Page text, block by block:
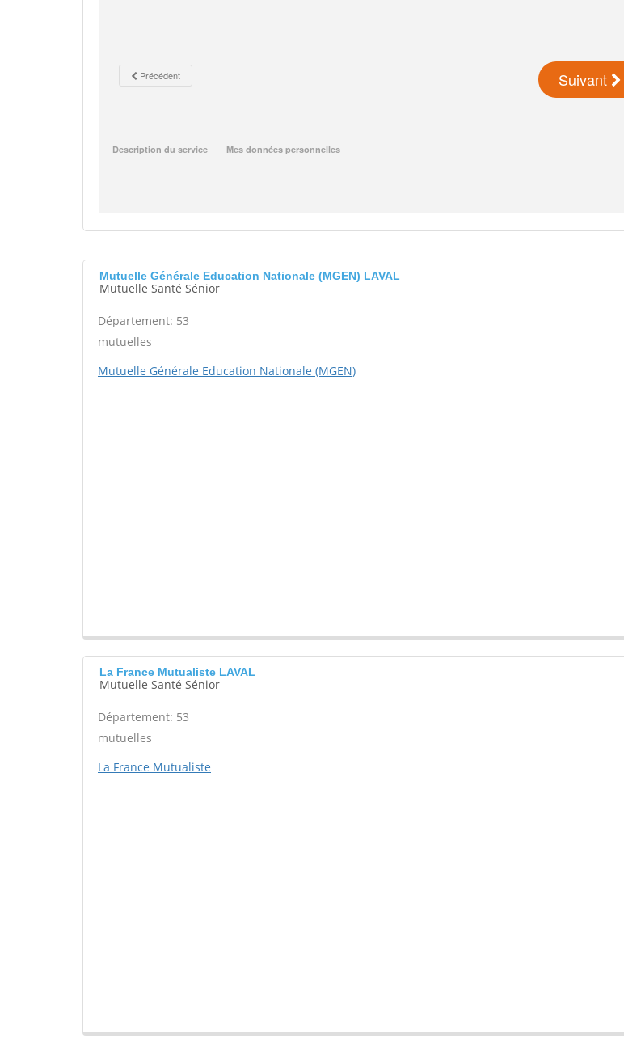
Mutuelle Générale Education Nationale (MGEN) LAVAL
Mutuelle Santé Sénior
Département: 53
mutuelles
Mutuelle Générale Education Nationale (MGEN)
La France Mutualiste LAVAL
Mutuelle Santé Sénior
Département: 53
mutuelles
La France Mutualiste